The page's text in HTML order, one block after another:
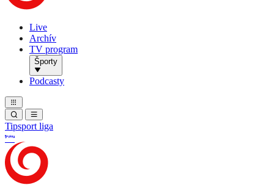
Live
Archív
TV program
Športy
Podcasty
Tipsport liga